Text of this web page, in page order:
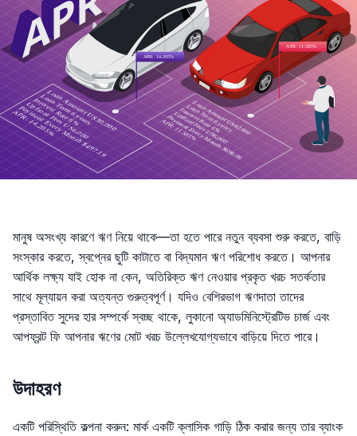
মানুষ অসংখ্য কারণে ঋণ নিয়ে থাকে—তা হতে পারে নতুন ব্যবসা শুরু করতে, বাড়ি
সংস্কার করতে, স্বপ্নের ছুটি কাটাতে বা বিদ্যমান ঋণ পরিশোধ করতে। আপনার
আর্থিক লক্ষ্য যাই হোক না কেন, অতিরিক্ত ঋণ নেওয়ার প্রকৃত খরচ সতর্কতার
সাথে মূল্যায়ন করা অত্যন্ত গুরুত্বপূর্ণ। যদিও বেশিরভাগ ঋণদাতা তাদের
প্রস্তাবিত সুদের হার সম্পর্কে স্বচ্ছ থাকে, লুকানো অ্যাডমিনিস্ট্রেটিভ চার্জ এবং
আপফ্রন্ট ফি আপনার ঋণের মোট খরচ উল্লেখযোগ্যভাবে বাড়িয়ে দিতে পারে।
উদাহরণ
একটি পরিস্থিতি কল্পনা করুন: মার্ক একটি ক্লাসিক গাড়ি ঠিক করার জন্য তার ব্যাংক